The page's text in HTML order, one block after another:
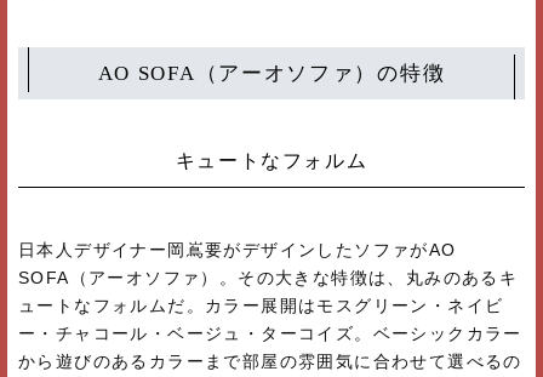
AO SOFA（アーオソファ）の特徴
キュートなフォルム
日本人デザイナー岡嶌要がデザインしたソファがAO
SOFA（アーオソファ）。その大きな特徴は、丸みのあるキ
ュートなフォルムだ。カラー展開はモスグリーン・ネイビ
ー・チャコール・ベージュ・ターコイズ。ベーシックカラー
から遊びのあるカラーまで部屋の雰囲気に合わせて選べるの